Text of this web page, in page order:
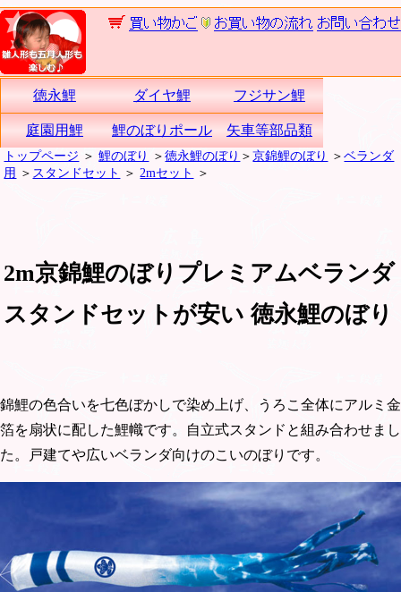
徳永鯉 ダイヤ鯉 フジサン鯉
庭園用鯉 鯉のぼりポール 矢車等部品類
トップページ ＞鯉のぼり ＞徳永鯉のぼり ＞京錦鯉のぼり ＞ベランダ
用 ＞ スタンドセット ＞ 2mセット ＞
2m京錦鯉のぼりプレミアムベランダ
スタンドセットが安い 徳永鯉のぼり
錦鯉の色合いを七色ぼかしで染め上げ、うろこ全体にアルミ金
箔を扇状に配した鯉幟です。自立式スタンドと組み合わせまし
た。戸建てや広いベランダ向けのこいのぼりです。